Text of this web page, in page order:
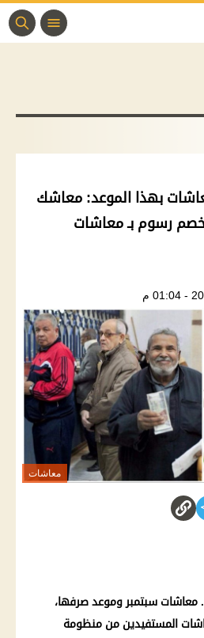
بهذا الموعد: معاشك
رسوم بـ معاشات
معاشات
معاشات سبتمبر وموعد صرفها،
المستفيدين من منظومة